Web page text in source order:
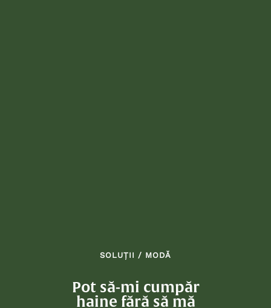
SOLUȚII / MODĂ
Pot să-mi cumpăr
haine fără să mă